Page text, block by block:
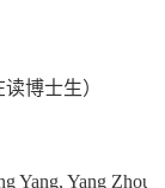
博士生）
Yang, Yang Zhou*,